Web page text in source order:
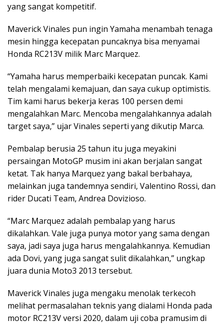
yang sangat kompetitif.
Maverick Vinales pun ingin Yamaha menambah tenaga
mesin hingga kecepatan puncaknya bisa menyamai
Honda RC213V milik Marc Marquez.
“Yamaha harus memperbaiki kecepatan puncak. Kami
telah mengalami kemajuan, dan saya cukup optimistis.
Tim kami harus bekerja keras 100 persen demi
mengalahkan Marc. Mencoba mengalahkannya adalah
target saya,” ujar Vinales seperti yang dikutip Marca.
Pembalap berusia 25 tahun itu juga meyakini
persaingan MotoGP musim ini akan berjalan sangat
ketat. Tak hanya Marquez yang bakal berbahaya,
melainkan juga tandemnya sendiri, Valentino Rossi, dan
rider Ducati Team, Andrea Dovizioso.
“Marc Marquez adalah pembalap yang harus
dikalahkan. Vale juga punya motor yang sama dengan
saya, jadi saya juga harus mengalahkannya. Kemudian
ada Dovi, yang juga sangat sulit dikalahkan,” ungkap
juara dunia Moto3 2013 tersebut.
Maverick Vinales juga mengaku menolak terkecoh
melihat permasalahan teknis yang dialami Honda pada
motor RC213V versi 2020, dalam uji coba pramusim di